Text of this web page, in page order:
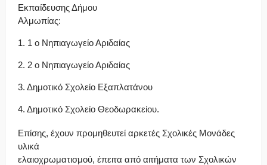
Εκπαίδευσης Δήμου
Αλμωπίας:
1. 1 ο Νηπιαγωγείο Αριδαίας
2. 2 ο Νηπιαγωγείο Αριδαίας
3. Δημοτικό Σχολείο Εξαπλατάνου
4. Δημοτικό Σχολείο Θεοδωρακείου.
Επίσης, έχουν προμηθευτεί αρκετές Σχολικές Μονάδες
υλικά
ελαιοχρωματισμού, έπειτα από αιτήματα των Σχολικών